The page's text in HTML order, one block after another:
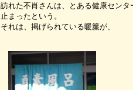
訪れた不肖さんは、とある健康センタ
止まったという。
それは、掲げられている暖簾が、